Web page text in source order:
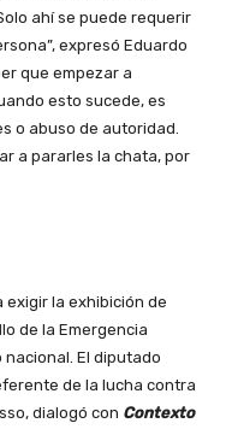
ahí se puede requerir
expresó Eduardo
que empezar a
esto sucede, es
o abuso de autoridad.
a pararles la chata, por
exigir la exhibición de
de la Emergencia
El diputado
de la lucha contra
dialogó con Contexto